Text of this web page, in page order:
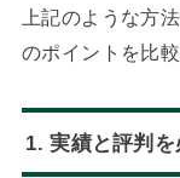
上記のような方
のポイントを比
1. 実績と評判